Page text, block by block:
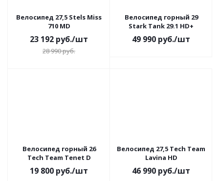
Велосипед 27,5 Stels Miss
710 MD
23 192 руб./шт
28 990руб.
Велосипед горный 29
Stark Tank 29.1 НD+
49 990 руб./шт
Велосипед горный 26
Tech Team Tenet D
19 800 руб./шт
Велосипед 27,5 Tech Team
Lavina HD
46 990 руб./шт